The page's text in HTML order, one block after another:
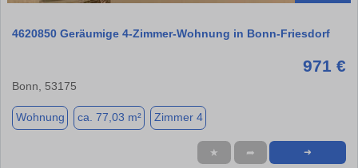
4620850 Geräumige 4-Zimmer-Wohnung in Bonn‑Friesdorf
971 €
Bonn, 53175
Wohnung ca. 77,03 m² Zimmer 4
★ ➦ ➜